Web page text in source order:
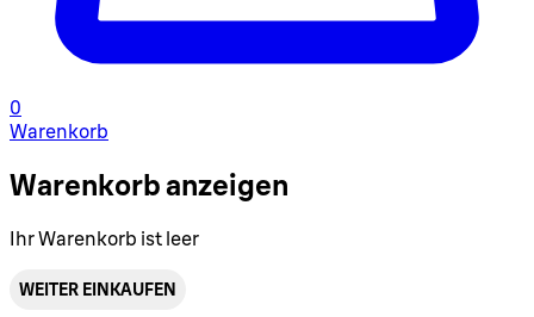
0
Warenkorb
Warenkorb anzeigen
Ihr Warenkorb ist leer
WEITER EINKAUFEN